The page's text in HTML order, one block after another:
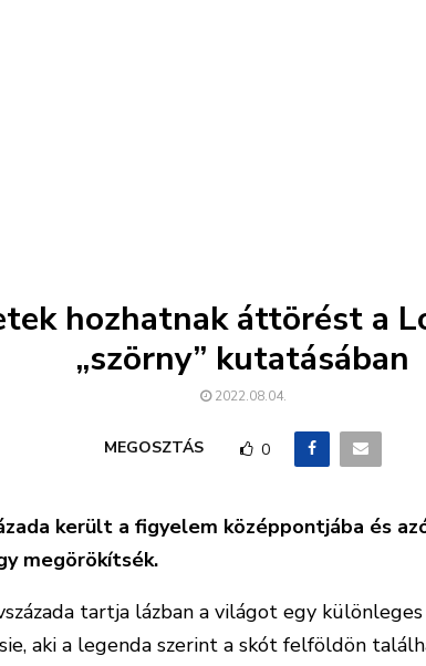
hozhatnak áttörést a
„szörny” kutatásában
2022.08.04.
MEGOSZTÁS 0
került a figyelem középpontjába és
megörökítsék.
tartja lázban a világot egy
aki a legenda szerint a skót felföldön